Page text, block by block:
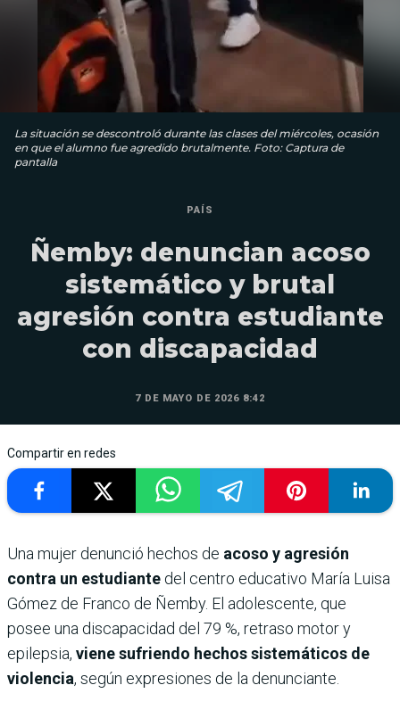
La situación se descontroló durante las clases del miércoles, ocasión
en que el alumno fue agredido brutalmente. Foto: Captura de
pantalla
PAÍS
Ñemby: denuncian acoso
sistemático y brutal
agresión contra estudiante
con discapacidad
7 DE MAYO DE 2026 8:42
Compartir en redes
Una mujer denunció hechos de acoso y agresión
contra un estudiante del centro educativo María Luisa
Gómez de Franco de Ñemby. El adolescente, que
posee una discapacidad del 79 %, retraso motor y
epilepsia, viene sufriendo hechos sistemáticos de
violencia, según expresiones de la denunciante.